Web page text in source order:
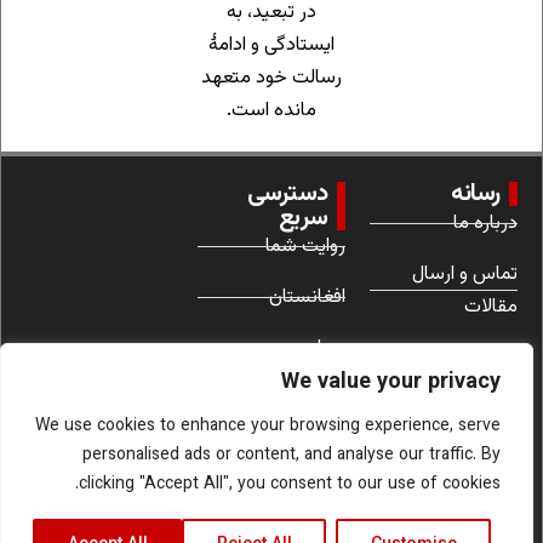
We value your privacy
We use cookies to enhance your browsing experience, serve
personalised ads or content, and analyse our traffic. By
clicking "Accept All", you consent to our use of cookies.
در تبعید، به
ایستادگی و ادامهٔ
رسالت خود متعهد
مانده است.
رسانه
درباره ما
تماس و ارسال
مقالات
دسترسی
سریع
روایت شما
افغانستان
جهان